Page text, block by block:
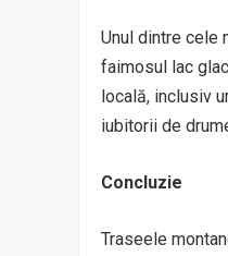
Unul dintre cele
faimosul lac
locală, inclusiv
iubitorii de
Concluzie
Traseele